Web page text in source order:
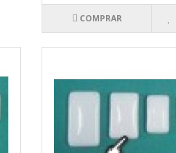
COMPRAR